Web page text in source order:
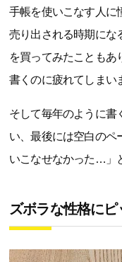
手帳を使いこなす人に
売り出される時期にな
を買ってみたこともあ
書くのに疲れてしまい
そして毎年のように書
い、最後には空白のペ
いこなせなかった…」
ズボラな性格に